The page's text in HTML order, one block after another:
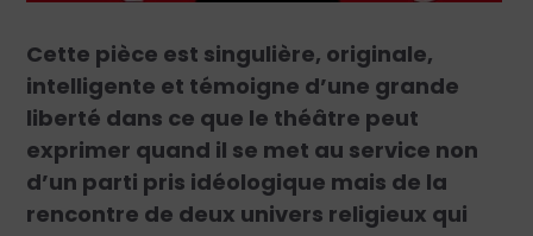
Cette pièce est singulière, originale,
intelligente et témoigne d’une grande
liberté dans ce que le théâtre peut
exprimer quand il se met au service non
d’un parti pris idéologique mais de la
rencontre de deux univers religieux qui